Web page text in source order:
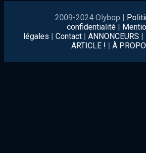
2009-2024 Olybop |
confidentialité
légales
Contact| ANNONCEURS
ARTICLE !
À